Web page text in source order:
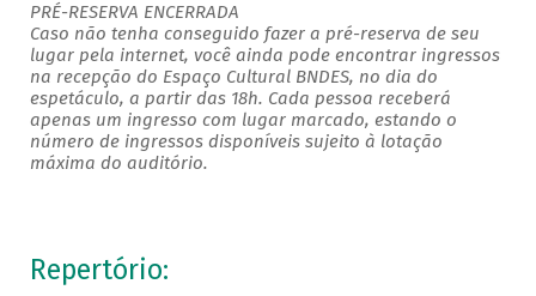
PRÉ-RESERVA ENCERRADA
Caso não tenha conseguido fazer a pré-reserva de seu
lugar pela internet, você ainda pode encontrar ingressos
na recepção do Espaço Cultural BNDES, no dia do
espetáculo, a partir das 18h. Cada pessoa receberá
apenas um ingresso com lugar marcado, estando o
número de ingressos disponíveis sujeito à lotação
máxima do auditório.
Repertório: